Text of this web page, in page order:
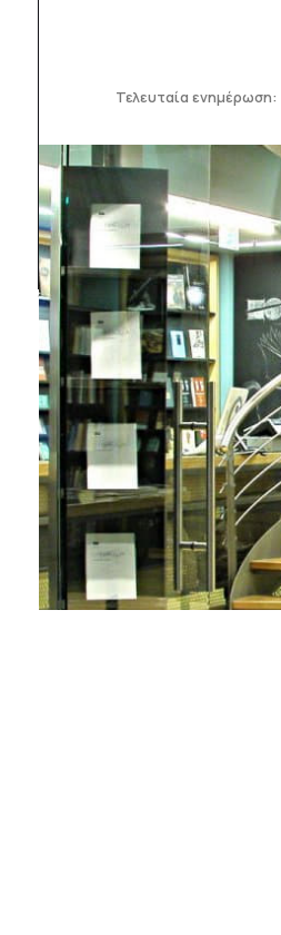
Τελευταία ενημέρωση:
1